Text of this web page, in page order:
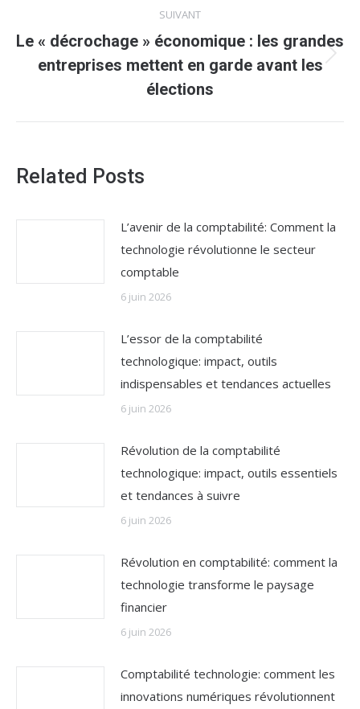
SUIVANT
Article
suivant
Le « décrochage » économique : les grandes
entreprises mettent en garde avant les
élections
Related Posts
L’avenir de la comptabilité: Comment la
technologie révolutionne le secteur
comptable
6 juin 2026
L’essor de la comptabilité
technologique: impact, outils
indispensables et tendances actuelles
6 juin 2026
Révolution de la comptabilité
technologique: impact, outils essentiels
et tendances à suivre
6 juin 2026
Révolution en comptabilité: comment la
technologie transforme le paysage
financier
6 juin 2026
Comptabilité technologie: comment les
innovations numériques révolutionnent